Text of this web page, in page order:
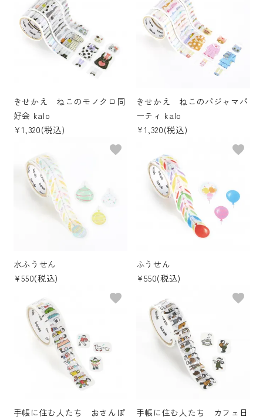
きせかえ ねこのモノクロ同
好会 kalo
¥1,320(税込)
きせかえ ねこのパジャマパ
ーティ kalo
¥1,320(税込)
水ふうせん
¥550(税込)
favorite
ふうせん
¥550(税込)
favorite
手帳に住む人たち おさんぽ
favorite
手帳に住む人たち カフェ日
favorite